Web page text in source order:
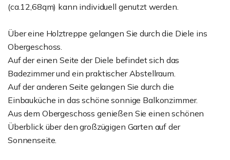
(ca.12,68qm) kann individuell genutzt werden.
Über eine Holztreppe gelangen Sie durch die Diele ins
Obergeschoss.
Auf der einen Seite der Diele befindet sich das
Badezimmer und ein praktischer Abstellraum.
Auf der anderen Seite gelangen Sie durch die
Einbauküche in das schöne sonnige Balkonzimmer.
Aus dem Obergeschoss genießen Sie einen schönen
Überblick über den großzügigen Garten auf der
Sonnenseite.